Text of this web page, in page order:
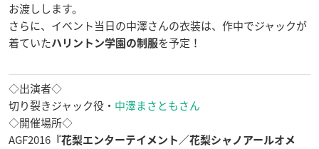
お渡しします。
さらに、イベント当日の中澤さんの衣装は、作中でジャックが
着ていたハリントン学園の制服を予定！
◇出演者◇
切り裂きジャック役・ 中澤まさともさん
◇開催場所◇
AGF2016 『花梨エンターテイメント／花梨シャノアールオメ